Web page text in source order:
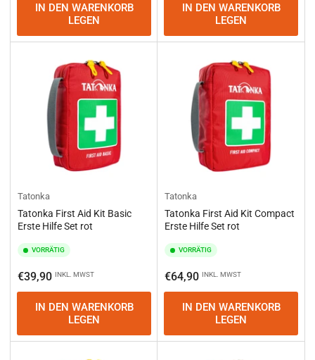
IN DEN WARENKORB
LEGEN
IN DEN WARENKORB
LEGEN
Tatonka
Tatonka First Aid Kit Basic
Erste Hilfe Set rot
VORRÄTIG
Normaler
Preis
€39,90 INKL. MWST
IN DEN WARENKORB
LEGEN
Tatonka
Tatonka First Aid Kit Compact
Erste Hilfe Set rot
VORRÄTIG
Normaler
Preis
€64,90 INKL. MWST
IN DEN WARENKORB
LEGEN